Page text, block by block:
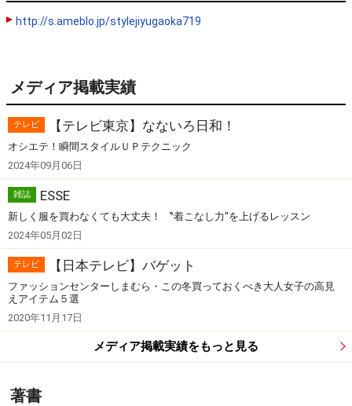
http://s.ameblo.jp/stylejiyugaoka719
メディア掲載実績
テレビ 【テレビ東京】なないろ日和！
オシエテ！瞬間スタイルＵＰテクニック
2024年09月06日
雑誌 ESSE
新しく服を買わなくても大丈夫！ 〝着こなし力″を上げるレッスン
2024年05月02日
テレビ 【日本テレビ】バゲット
ファッションセンターしまむら・この冬買っておくべき大人女子の高見
えアイテム５選
2020年11月17日
メディア掲載実績をもっと見る
著書